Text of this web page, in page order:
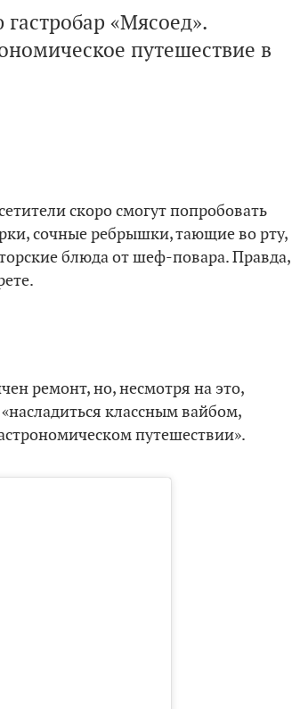
«Мясоед».
путешествие в
скоро смогут попробовать
сочные ребрышки, тающие во рту,
блюда от шеф-повара. Правда,
ремонт, но, несмотря на это,
классным вайбом,
путешествии».